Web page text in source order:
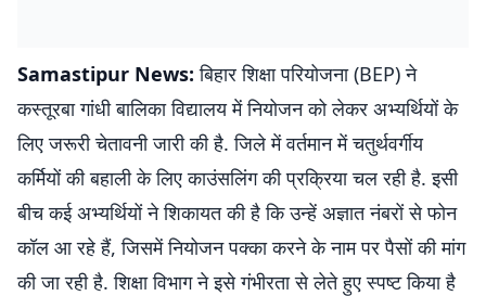
Samastipur News: बिहार शिक्षा परियोजना (BEP) ने
कस्तूरबा गांधी बालिका विद्यालय में नियोजन को लेकर अभ्यर्थियों के
लिए जरूरी चेतावनी जारी की है. जिले में वर्तमान में चतुर्थवर्गीय
कर्मियों की बहाली के लिए काउंसलिंग की प्रक्रिया चल रही है. इसी
बीच कई अभ्यर्थियों ने शिकायत की है कि उन्हें अज्ञात नंबरों से फोन
कॉल आ रहे हैं, जिसमें नियोजन पक्का करने के नाम पर पैसों की मांग
की जा रही है. शिक्षा विभाग ने इसे गंभीरता से लेते हुए स्पष्ट किया है